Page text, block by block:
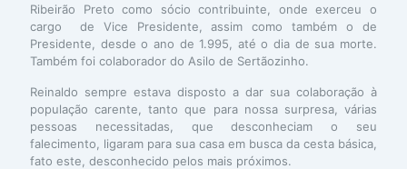
Ribeirão Preto como sócio contribuinte, onde exerceu o
cargo de Vice Presidente, assim como também o de
Presidente, desde o ano de 1.995, até o dia de sua morte.
Também foi colaborador do Asilo de Sertãozinho.
Reinaldo sempre estava disposto a dar sua colaboração à
população carente, tanto que para nossa surpresa, várias
pessoas necessitadas, que desconheciam o seu
falecimento, ligaram para sua casa em busca da cesta básica,
fato este, desconhecido pelos mais próximos.